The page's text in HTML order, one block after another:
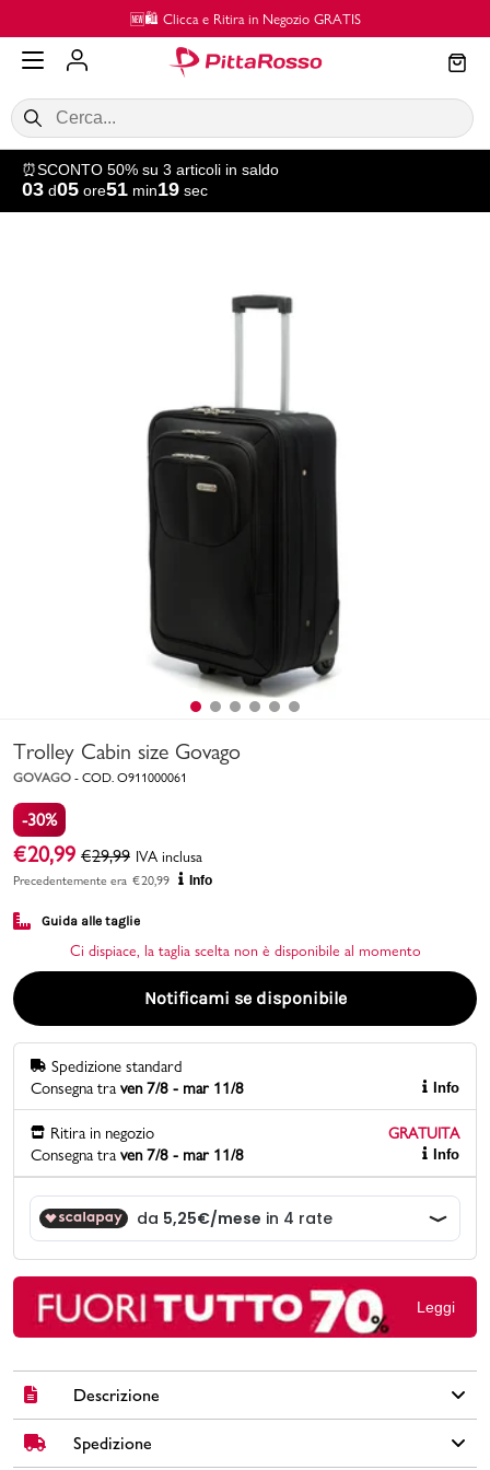
Vai al contenuto principale🆕🛍️ Clicca e Ritira in Negozio GRATIS
Donna
Valigie
Marchi
Accedi | Registrati
Promo & News
negozi
contatti
pcard
Gift card
⏰SCONTO 50% su 3 articoli in saldo
03 d05 ore51 min19 sec
Trolley Cabin size Govago
GOVAGO - COD. O911000061
-30%
€20,99 €29,99 IVA inclusa
Precedentemente era €20,99 Info
Guida alle taglie
Ci dispiace, la taglia scelta non è disponibile al momento
Notificami se disponibile
Spedizione standard
Consegna tra ven 7/8 - mar 11/8 Info
Ritira in negozio
GRATUITA
Consegna tra ven 7/8 - mar 11/8 Info
Leggi
Descrizione
Trolley Cabin size Govago in tessuto colore nero a 2 ruote
Spedizione